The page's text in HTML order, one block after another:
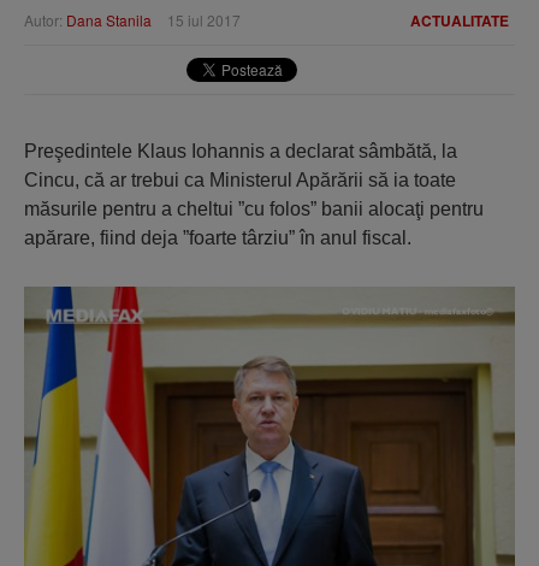
ACTUALITATE
Autor: Dana Stanila 15 iul 2017
Preşedintele Klaus Iohannis a declarat sâmbătă, la
Cincu, că ar trebui ca Ministerul Apărării să ia toate
măsurile pentru a cheltui ”cu folos” banii alocaţi pentru
apărare, fiind deja ”foarte târziu” în anul fiscal.